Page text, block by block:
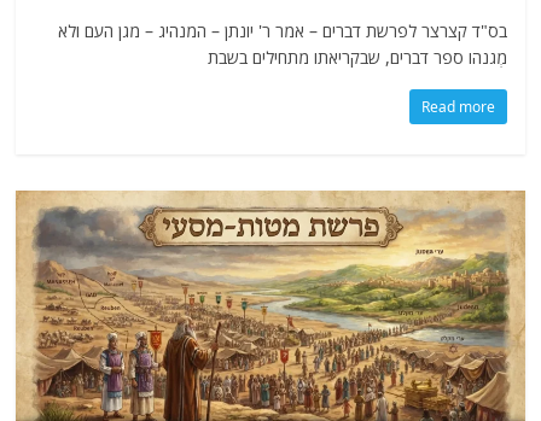
בס"ד קצרצר לפרשת דברים – אמר ר' יונתן – המנהיג – מגן העם ולא
מְגנהו ספר דברים, שבקריאתו מתחילים בשבת
Read more